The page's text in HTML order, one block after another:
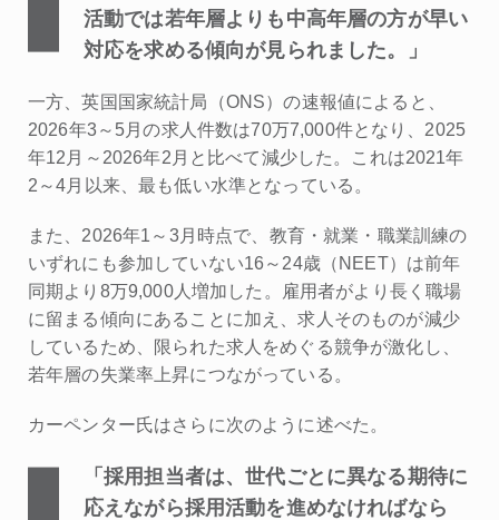
活動では若年層よりも中高年層の方が早い
対応を求める傾向が見られました。」
一方、英国国家統計局（ONS）の速報値によると、
2026年3～5月の求人件数は70万7,000件となり、2025
年12月～2026年2月と比べて減少した。これは2021年
2～4月以来、最も低い水準となっている。
また、2026年1～3月時点で、教育・就業・職業訓練の
いずれにも参加していない16～24歳（NEET）は前年
同期より8万9,000人増加した。雇用者がより長く職場
に留まる傾向にあることに加え、求人そのものが減少
しているため、限られた求人をめぐる競争が激化し、
若年層の失業率上昇につながっている。
カーペンター氏はさらに次のように述べた。
「採用担当者は、世代ごとに異なる期待に
応えながら採用活動を進めなければなら